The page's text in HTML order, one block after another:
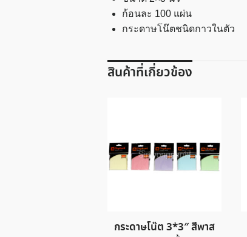
ก้อนละ 100 แผ่น
กระดาษโน๊ตชนิดกาวในตัว
สินค้าที่เกี่ยวข้อง
กระดาษโน๊ต 3*3″ สีพาส